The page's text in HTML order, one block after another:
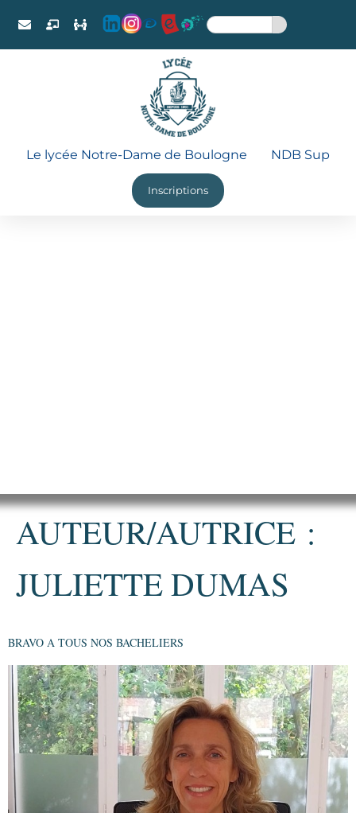
Le lycée Notre-Dame de Boulogne NDB Sup
Inscriptions
AUTEUR/AUTRICE :
JULIETTE DUMAS
BRAVO A TOUS NOS BACHELIERS